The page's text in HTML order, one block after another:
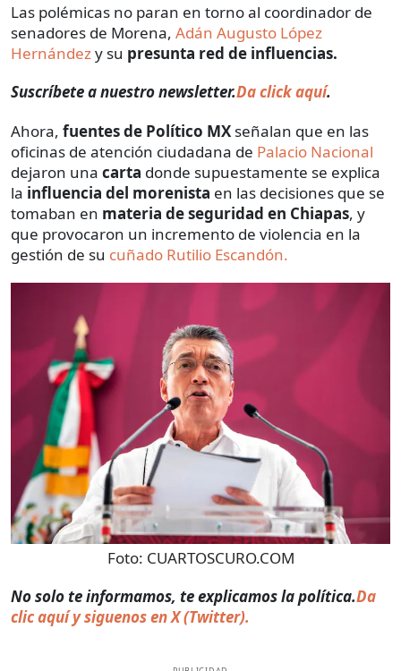
Las polémicas no paran en torno al coordinador de
senadores de Morena, Adán Augusto López
Hernándezy su presunta red de influencias.
Suscríbete a nuestro newsletter.Da click aquí.
Ahora, fuentes de Político MX señalan que en las
oficinas de atención ciudadana de Palacio Nacional
dejaron una carta donde supuestamente se explica
la influencia del morenista en las decisiones que se
tomaban en materia de seguridad en Chiapas, y
que provocaron un incremento de violencia en la
gestión de su cuñado Rutilio Escandón.
Foto: CUARTOSCURO.COM
No solo te informamos, te explicamos la política.Da
clic aquí y siguenos en X (Twitter).